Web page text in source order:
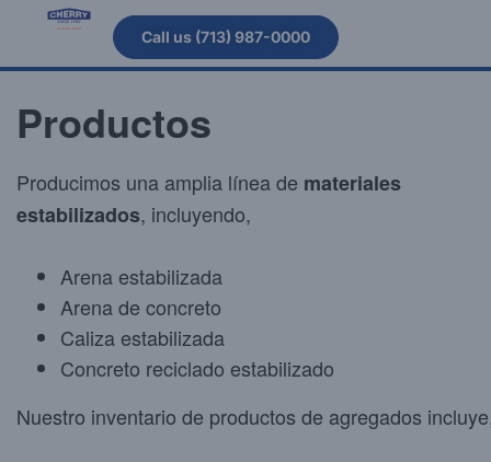
Call us (713) 987-0000
Productos
Producimos una amplia línea de materiales
estabilizados, incluyendo,
Arena estabilizada
Arena de concreto
Caliza estabilizada
Concreto reciclado estabilizado
Nuestro inventario de productos de agregados